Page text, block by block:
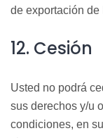
de exportación de
12. Cesión
Usted no podrá
sus derechos y/u
condiciones, en